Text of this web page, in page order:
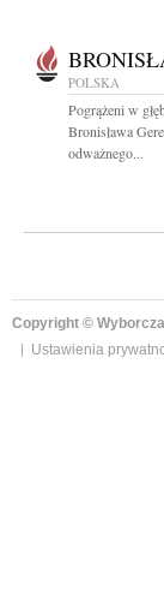
POLSKA
Pogrążeni w
Bronisława
odważnego...
Copyright ©
Ustawienia